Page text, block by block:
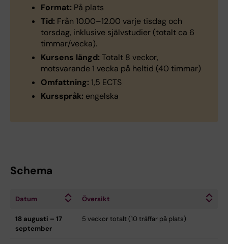
Format: På plats
Tid: Från 10.00–12.00 varje tisdag och
torsdag, inklusive självstudier (totalt ca 6
timmar/vecka).
Kursens längd: Totalt 8 veckor,
motsvarande 1 vecka på heltid (40 timmar)
Omfattning: 1,5 ECTS
Kursspråk: engelska
Schema
Datum Översikt
18 augusti – 17
september
5 veckor totalt (10 träffar på plats)